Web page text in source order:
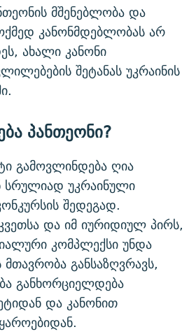
მშენებლობა და
კანონმდებლობას არ
ახალი კანონი
შეტანას უკრაინის
პანთეონი?
გამოვლინდება ღია
სრულიად უკრაინული
შედეგად.
და იმ იურიდიულ პირს,
კომპლექსი უნდა
განსაზღვრავს,
განხორციელდება
და კანონით